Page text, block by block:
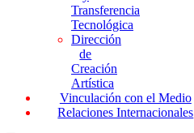
Transferencia
Tecnológica
Dirección
de
Creación
Artística
Vinculación con el Medio
Relaciones Internacionales